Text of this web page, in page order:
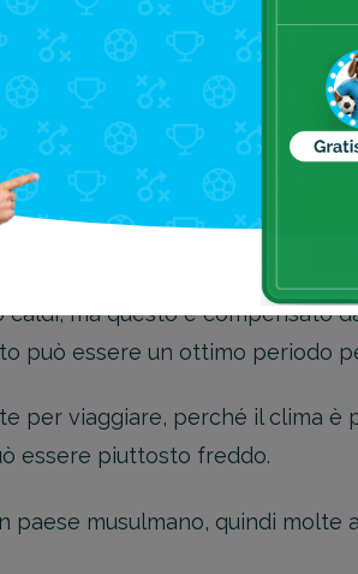
per visitarla.
con le temperature che iniziano
clima e temperature ".
la Giordania se volete
ma questo è compensato
può essere un ottimo periodo
per viaggiare, perché il clima è
essere piuttosto freddo.
paese musulmano, quindi